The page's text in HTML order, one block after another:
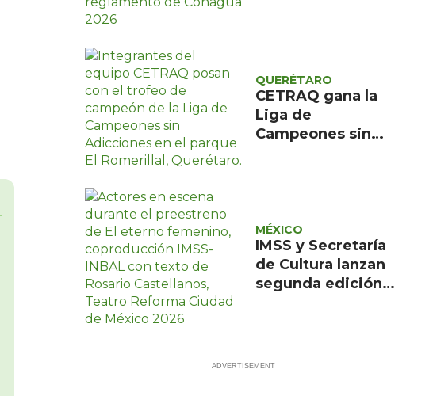
QUERÉTARO
CETRAQ gana la
Liga de
Campeones sin
MÉXICO
IMSS y Secretaría
de Cultura lanzan
segunda edición